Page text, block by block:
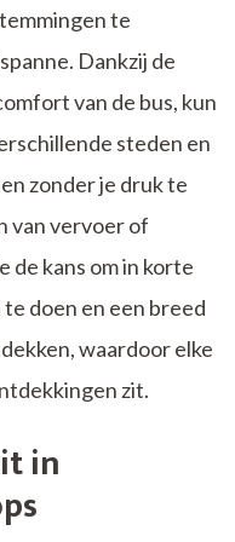
te
Dankzij de
van de bus, kun
steden en
zonder je druk te
van vervoer of
de kans om in korte
doen en een breed
waardoor elke
zit.
in